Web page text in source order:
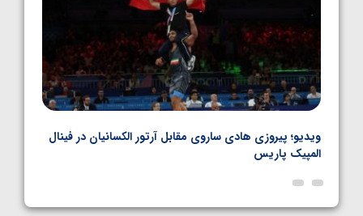
ویدیو؛ پیروزی هادی ساروی مقابل آرتور الکسانیان در فینال
المپیک پاریس